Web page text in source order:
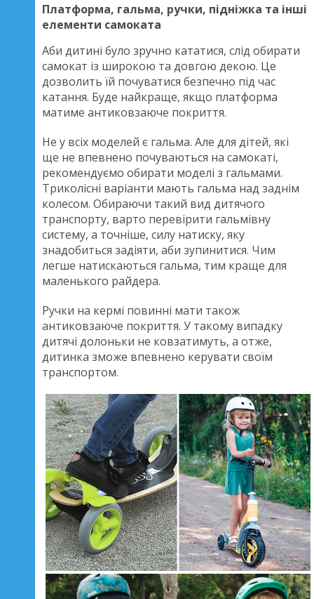
Платформа, гальма, ручки, підніжка та інші
елементи самоката
Аби дитині було зручно кататися, слід обирати
самокат із широкою та довгою декою. Це
дозволить їй почуватися безпечно під час
катання. Буде найкраще, якщо платформа
матиме антиковзаюче покриття.
Не у всіх моделей є гальма. Але для дітей, які
ще не впевнено почуваються на самокаті,
рекомендуємо обирати моделі з гальмами.
Триколісні варіанти мають гальма над заднім
колесом. Обираючи такий вид дитячого
транспорту, варто перевірити гальмівну
систему, а точніше, силу натиску, яку
знадобиться задіяти, аби зупинитися. Чим
легше натискаються гальма, тим краще для
маленького райдера.
Ручки на кермі повинні мати також
антиковзаюче покриття. У такому випадку
дитячі долоньки не ковзатимуть, а отже,
дитинка зможе впевнено керувати своїм
транспортом.